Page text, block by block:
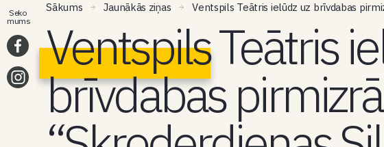
Sākums Jaunākās ziņas Ventspils Teātris ielūdz uz brīvdabas
Ventspils Teātris
brīvdabas
Seko
mums